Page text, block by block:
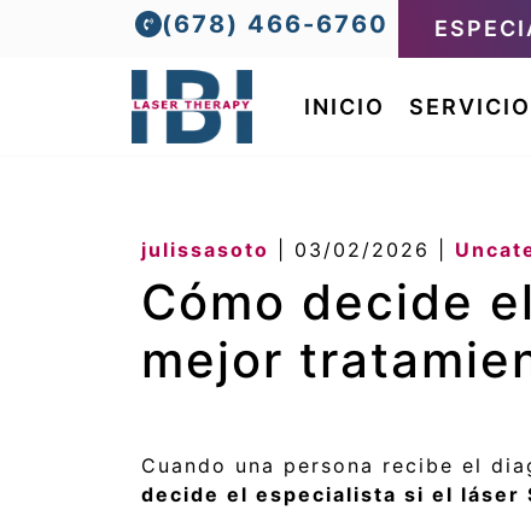
(678) 466-6760
INICIO
julissasoto 03/02/2026
Cómo decide
mejor
Cuando una persona recibe el
decide el especialista si el láser